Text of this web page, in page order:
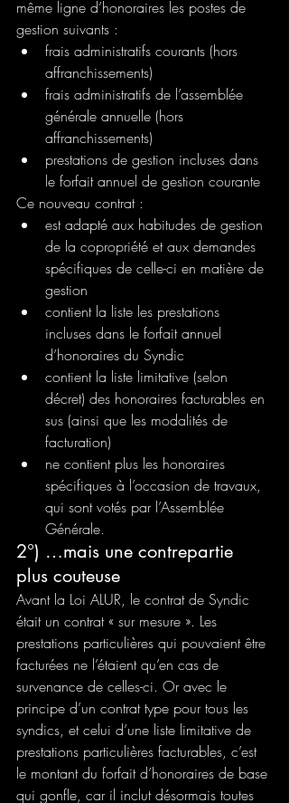
même ligne d’honoraires les postes de
gestion suivants :
frais administratifs courants (hors
affranchissements)
frais administratifs de l’assemblée
générale annuelle (hors
affranchissements)
prestations de gestion incluses dans
le forfait annuel de gestion courante
Ce nouveau contrat :
est adapté aux habitudes de gestion
de la copropriété et aux demandes
spécifiques de celle-ci en matière de
gestion
contient la liste les prestations
incluses dans le forfait annuel
d’honoraires du Syndic
contient la liste limitative (selon
décret) des honoraires facturables en
sus (ainsi que les modalités de
facturation)
ne contient plus les honoraires
spécifiques à l’occasion de travaux,
qui sont votés par l’Assemblée
Générale.
2°) …mais une contrepartie
plus couteuse
Avant la Loi ALUR, le contrat de Syndic
était un contrat « sur mesure ». Les
prestations particulières qui pouvaient être
facturées ne l’étaient qu’en cas de
survenance de celles-ci. Or avec le
principe d’un contrat type pour tous les
syndics, et celui d’une liste limitative de
prestations particulières facturables, c’est
le montant du forfait d’honoraires de base
qui gonfle, car il inclut désormais toutes